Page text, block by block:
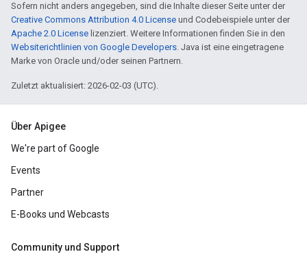
Sofern nicht anders angegeben, sind die Inhalte dieser Seite unter der
Creative Commons Attribution 4.0 License und Codebeispiele unter der
Apache 2.0 License lizenziert. Weitere Informationen finden Sie in den
Websiterichtlinien von Google Developers. Java ist eine eingetragene
Marke von Oracle und/oder seinen Partnern.
Zuletzt aktualisiert: 2026-02-03 (UTC).
Über Apigee
We're part of Google
Events
Partner
E-Books und Webcasts
Community und Support